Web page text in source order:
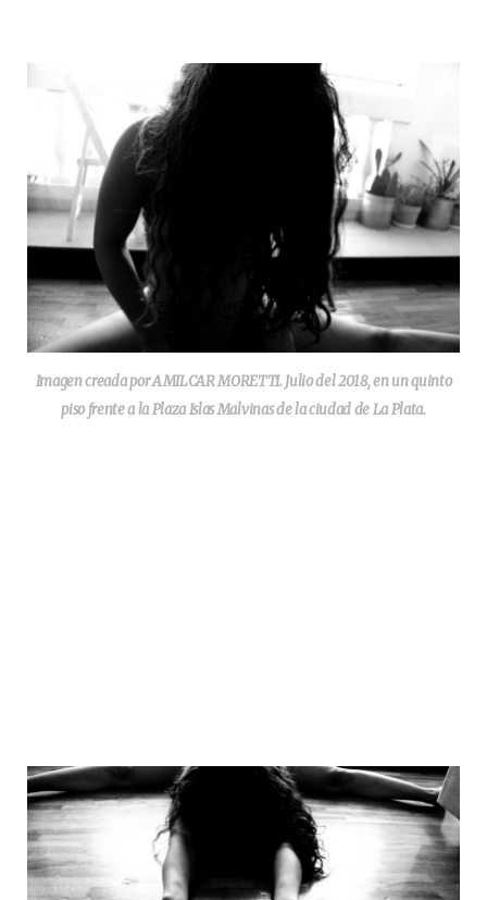
Imagen creada por AMILCAR MORETTI. Julio del 2018, en un quinto
piso frente a la Plaza Islas Malvinas de la ciudad de La Plata.